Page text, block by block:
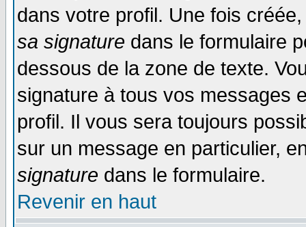
dans votre profil. Une fois
sa signature dans le formulaire
dessous de la zone de texte.
signature à tous vos messages
profil. Il vous sera toujours
sur un message en particulier,
signature dans le formulaire.
Revenir en haut